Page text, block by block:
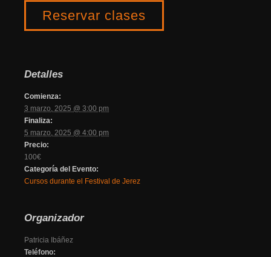
Reservar clases
Detalles
Comienza:
3 marzo, 2025 @ 3:00 pm
Finaliza:
5 marzo, 2025 @ 4:00 pm
Precio:
100€
Categoría del Evento:
Cursos durante el Festival de Jerez
Organizador
Patricia Ibáñez
Teléfono: